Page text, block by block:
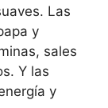
Las
y
sales
Y las
y